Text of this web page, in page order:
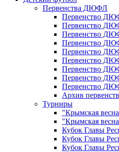
Первенства ДЮФЛ
Первенство
Первенство
Первенство
Первенство
Первенство
Первенство
Первенство
Первенство
Первенство
Архив
Турниры
"Крымская
"Крымская
Кубок Главы
Кубок Главы
Кубок Главы